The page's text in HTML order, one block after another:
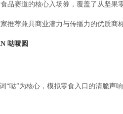
品赛道的核心入场券，覆盖了从坚果
推荐兼具商业潜力与传播力的优质商标
哒唛圆
“哒”为核心，模拟零食入口的清脆声